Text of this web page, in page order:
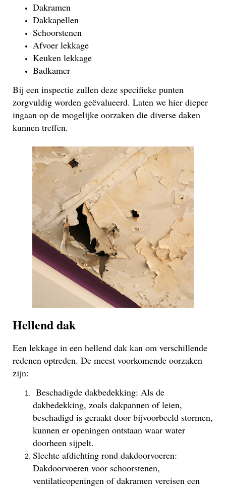
Dakramen
Dakkapellen
Schoorstenen
Afvoer lekkage
Keuken lekkage
Badkamer
Bij een inspectie zullen deze specifieke punten
zorgvuldig worden geëvalueerd. Laten we hier dieper
ingaan op de mogelijke oorzaken die diverse daken
kunnen treffen.
Hellend dak
Een lekkage in een hellend dak kan om verschillende
redenen optreden. De meest voorkomende oorzaken
zijn:
Beschadigde dakbedekking: Als de
dakbedekking, zoals dakpannen of leien,
beschadigd is geraakt door bijvoorbeeld stormen,
kunnen er openingen ontstaan waar water
doorheen sijpelt.
Slechte afdichting rond dakdoorvoeren:
Dakdoorvoeren voor schoorstenen,
ventilatieopeningen of dakramen vereisen een